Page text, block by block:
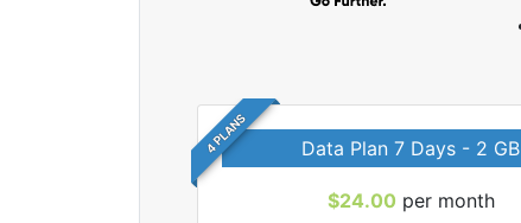
4 PLANS Data Plan 7 Days - 2 GB
$24.00 per month